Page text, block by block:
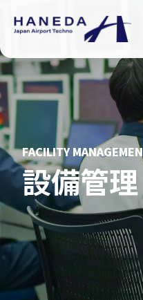
FACILITY MANAGEMEN
設備管理